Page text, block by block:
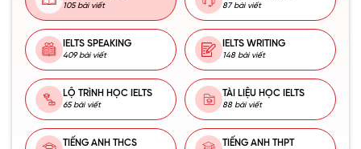
105 bài viết 87 bài viết
IELTS SPEAKING
409 bài viết
IELTS WRITING
148 bài viết
LỘ TRÌNH HỌC IELTS
65 bài viết
TÀI LIỆU HỌC IELTS
88 bài viết
TIẾNG ANH THCS TIẾNG ANH THPT